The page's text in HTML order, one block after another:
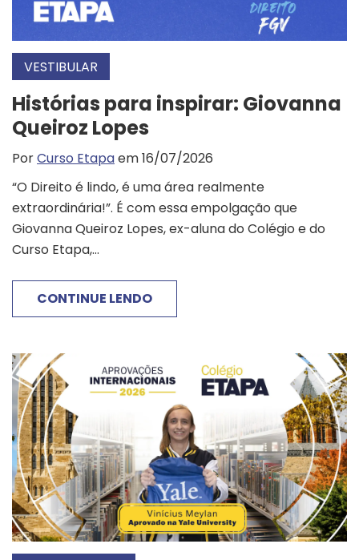
VESTIBULAR
Histórias para inspirar: Giovanna
Queiroz Lopes
PorCurso Etapaem 16/07/2026
“O Direito é lindo, é uma área realmente
extraordinária!”. É com essa empolgação que
Giovanna Queiroz Lopes, ex-aluna do Colégio e do
Curso Etapa,...
CONTINUE LENDO